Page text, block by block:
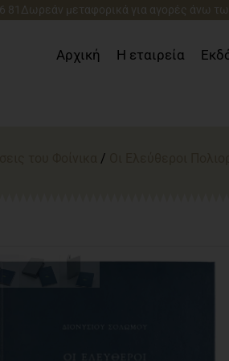
81 Δωρεάν μεταφορικά για αγορές άνω
Αρχική Η εταιρεία
/